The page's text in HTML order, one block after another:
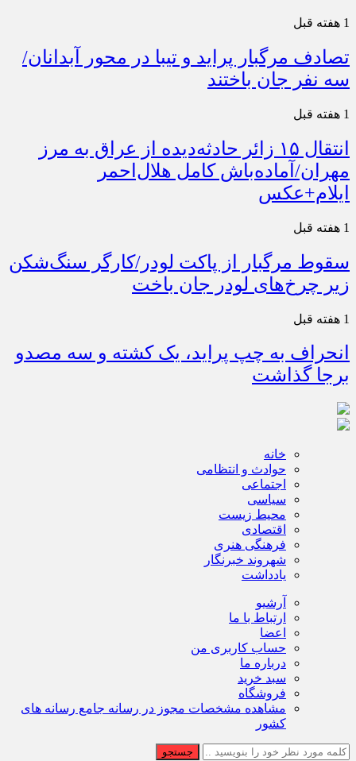
1 هفته قبل
تصادف مرگبار پراید و تیبا در محور آبدانان/
سه نفر جان باختند
1 هفته قبل
انتقال ۱۵ زائر حادثه‌دیده از عراق به مرز
مهران/آماده‌باش کامل هلال‌احمر
ایلام+عکس
1 هفته قبل
سقوط مرگبار از پاکت لودر/کارگر سنگ‌شکن
زیر چرخ‌های لودر جان باخت
1 هفته قبل
انحراف به چپ پراید، یک کشته و سه مصدو
برجا گذاشت
خانه
حوادث و انتظامی
اجتماعی
سیاسی
محیط زیست
اقتصادی
فرهنگی هنری
شهروند خبرنگار
یادداشت
آرشیو
ارتباط با ما
اعضا
حساب کاربری من
درباره ما
سبد خرید
فروشگاه
مشاهده مشخصات مجوز در رسانه جامع رسانه های
کشور
جستجو